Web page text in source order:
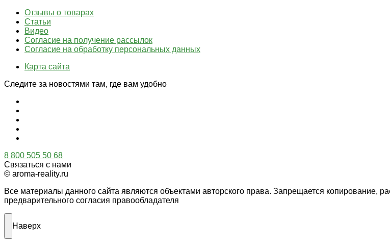
Отзывы о товарах
Статьи
Видео
Согласие на получение рассылок
Согласие на обработку персональных данных
Карта сайта
Следите за новостями там, где вам удобно
8 800 505 50 68
Связаться с нами
© aroma-reality.ru
Все материалы данного сайта являются объектами авторского права. Запрещается копирование,
предварительного согласия правообладателя
Наверх